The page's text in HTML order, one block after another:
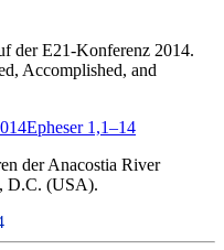
der E21-Konferenz 2014.
Accomplished, and
Epheser 1,1–14
der Anacostia River
D.C. (USA).